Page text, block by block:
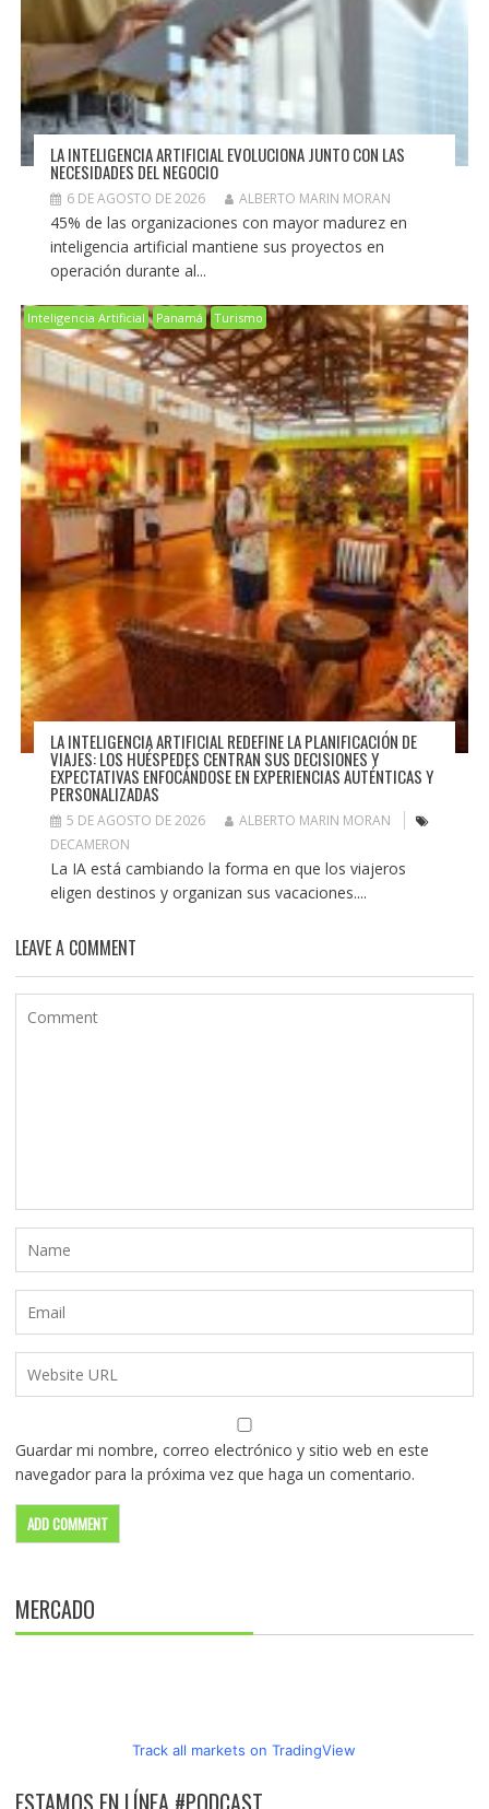
LA INTELIGENCIA ARTIFICIAL EVOLUCIONA JUNTO CON LAS
NECESIDADES DEL NEGOCIO
6 DE AGOSTO DE 2026 ALBERTO MARIN MORAN
45% de las organizaciones con mayor madurez en
inteligencia artificial mantiene sus proyectos en
operación durante al...
Inteligencia Artificial Panamá Turismo
LA INTELIGENCIA ARTIFICIAL REDEFINE LA PLANIFICACIÓN DE
VIAJES: LOS HUÉSPEDES CENTRAN SUS DECISIONES Y
EXPECTATIVAS ENFOCÁNDOSE EN EXPERIENCIAS AUTÉNTICAS Y
PERSONALIZADAS
5 DE AGOSTO DE 2026
ALBERTO MARIN MORAN
DECAMERON
La IA está cambiando la forma en que los viajeros
eligen destinos y organizan sus vacaciones....
LEAVE A COMMENT
Guardar mi nombre, correo electrónico y sitio web en este
navegador para la próxima vez que haga un comentario.
MERCADO
Track all markets on TradingView